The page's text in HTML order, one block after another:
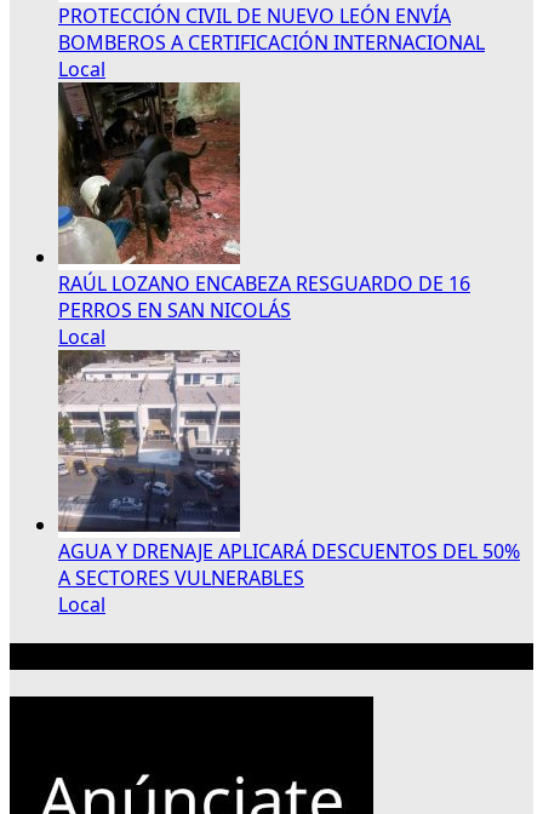
PROTECCIÓN CIVIL DE NUEVO LEÓN ENVÍA
BOMBEROS A CERTIFICACIÓN INTERNACIONAL
Local
RAÚL LOZANO ENCABEZA RESGUARDO DE 16
PERROS EN SAN NICOLÁS
Local
AGUA Y DRENAJE APLICARÁ DESCUENTOS DEL 50%
A SECTORES VULNERABLES
Local